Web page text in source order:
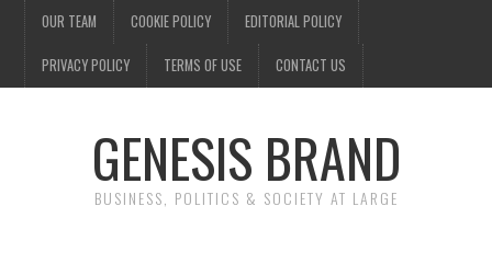
OUR TEAM COOKIE POLICY EDITORIAL POLICY
PRIVACY POLICY TERMS OF USE CONTACT US
GENESIS BRAND
BUSINESS, POLITICS & SOCIETY AT LARGE